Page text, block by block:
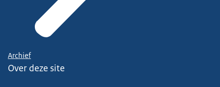
Archief
Over deze site